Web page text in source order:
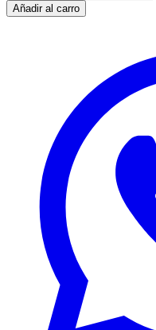
Añadir al carro